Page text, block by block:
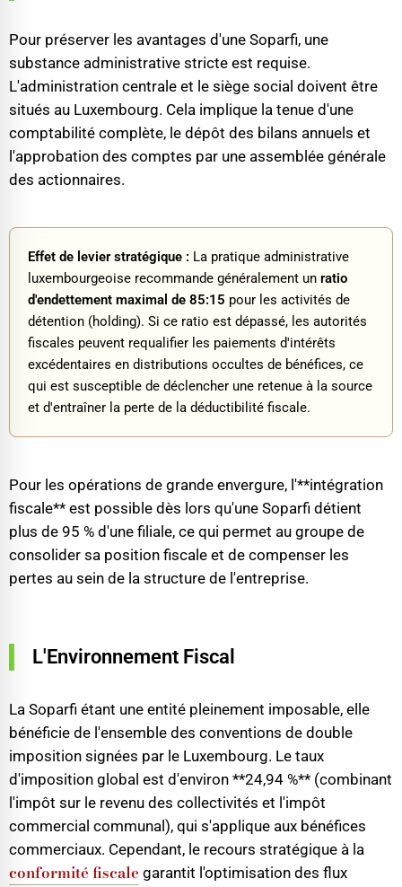
Pour préserver les avantages d'une Soparfi, une
substance administrative stricte est requise.
L'administration centrale et le siège social doivent être
situés au Luxembourg. Cela implique la tenue d'une
comptabilité complète, le dépôt des bilans annuels et
l'approbation des comptes par une assemblée générale
des actionnaires.
Effet de levier stratégique : La pratique administrative
luxembourgeoise recommande généralement un ratio
d'endettement maximal de 85:15 pour les activités de
détention (holding). Si ce ratio est dépassé, les autorités
fiscales peuvent requalifier les paiements d'intérêts
excédentaires en distributions occultes de bénéfices, ce
qui est susceptible de déclencher une retenue à la source
et d'entraîner la perte de la déductibilité fiscale.
Pour les opérations de grande envergure, l'**intégration
fiscale** est possible dès lors qu'une Soparfi détient
plus de 95 % d'une filiale, ce qui permet au groupe de
consolider sa position fiscale et de compenser les
pertes au sein de la structure de l'entreprise.
L'Environnement Fiscal
La Soparfi étant une entité pleinement imposable, elle
bénéficie de l'ensemble des conventions de double
imposition signées par le Luxembourg. Le taux
d'imposition global est d'environ **24,94 %** (combinant
l'impôt sur le revenu des collectivités et l'impôt
commercial communal), qui s'applique aux bénéfices
commerciaux. Cependant, le recours stratégique à la
conformité fiscale garantit l'optimisation des flux